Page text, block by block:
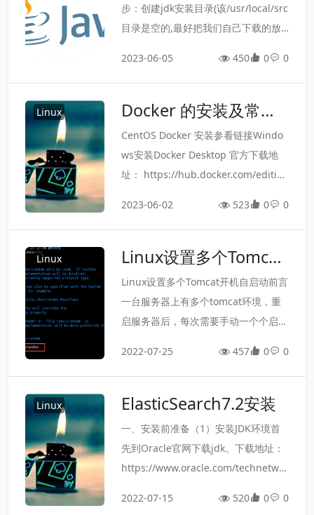
步：创建jdk安装目录(该/usr/local/src
目录是空的,最好把我们自己下载的放
cal/src/jdk第二步：查看安装程序命
令：rpm -qa | grep -i jdk 若之前安
装过jdk，下次安装一定把之前的删除
2023-06-05 450 0 0
Linux
Docker 的安装及常用
命令
CentOS Docker 安装参看链接Windo
ws安装Docker Desktop 官方下载地
址： https://hub.docker.com/edition
ndows安装之后，可以打开 PowerSh
ell 并运行以下命令检测是否运行成
功：docker run hello-worldMac安装
2023-06-02 523 0 0
Linux
Linux设置多个Tomcat
开机自启动
Linux设置多个Tomcat开机自启动前言
一台服务器上有多个tomcat环境，重
启服务器后，每次需要手动一个个启动
t开机自启动。tomcat开机自启动非常
慢，可以修改jvm下配置解决tomcat开
机自启动慢的问题。开机自启动前面一
ang/p/10186513.html 通过systemc
2022-07-25 457 0 0
Linux ElasticSearch7.2安装
一、安装前准备（1）安装JDK环境首
先到Oracle官网下载jdk。下载地址：
https://www.oracle.com/technetwor
l。Elasticsearch 7.2支持JDK版本：1.
2022-07-15 520 0 0